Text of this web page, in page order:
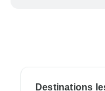
Destinations